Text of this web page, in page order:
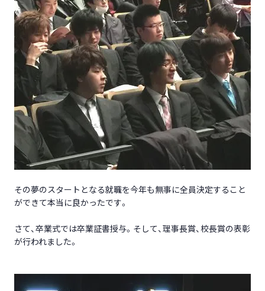
その夢のスタートとなる就職を今年も無事に全員決定すること
ができて本当に良かったです。
さて、卒業式では卒業証書授与。そして、理事長賞、校長賞の表彰
が行われました。